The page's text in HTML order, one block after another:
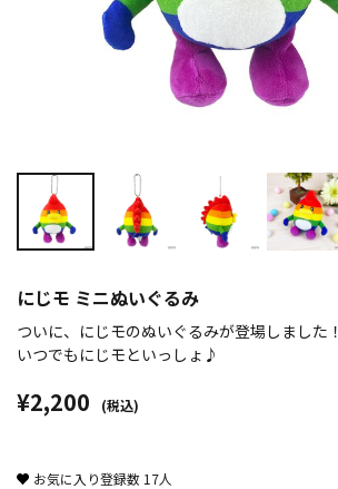
にじモ ミニぬいぐるみ
ついに、にじモのぬいぐるみが登場しました！
いつでもにじモといっしょ♪
¥2,200 (税込)
お気に入り登録数 17人